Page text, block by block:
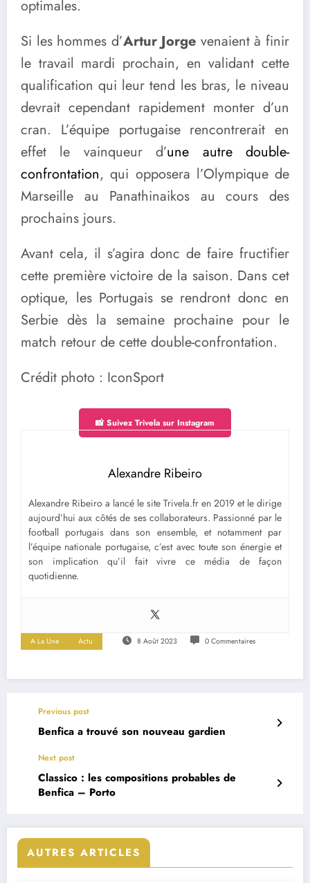
optimales.
Si les hommes d’Artur Jorge venaient à finir
le travail mardi prochain, en validant cette
qualification qui leur tend les bras, le niveau
devrait cependant rapidement monter d’un
cran. L’équipe portugaise rencontrerait en
effet le vainqueur d’une autre double-
confrontation, qui opposera l’Olympique de
Marseille au Panathinaikos au cours des
prochains jours.
Avant cela, il s’agira donc de faire fructifier
cette première victoire de la saison. Dans cet
optique, les Portugais se rendront donc en
Serbie dès la semaine prochaine pour le
match retour de cette double-confrontation.
Crédit photo : IconSport
📸 Suivez Trivela sur Instagram
Alexandre Ribeiro
Alexandre Ribeiro a lancé le site Trivela.fr en 2019 et le dirige
aujourd’hui aux côtés de ses collaborateurs. Passionné par le
football portugais dans son ensemble, et notamment par
l’équipe nationale portugaise, c’est avec toute son énergie et
son implication qu’il fait vivre ce média de façon
quotidienne.
A La Une Actu 8 Août 2023 0 Commentaires
Previous post
Benfica a trouvé son nouveau gardien
Next post
Classico : les compositions probables de
Benfica – Porto
AUTRES ARTICLES